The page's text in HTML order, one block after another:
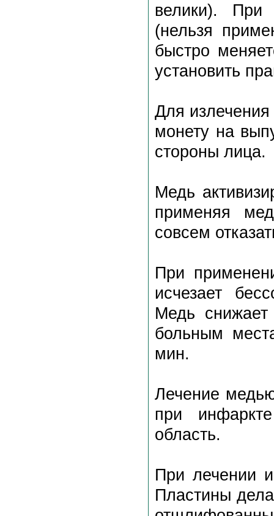
велики). При
(нельзя
быстро
установить
Для
монету на
стороны лица.
Медь
применяя
совсем
При
исчезает
Медь
больным
мин.
Лечение
при
область.
При лечении
Пластины